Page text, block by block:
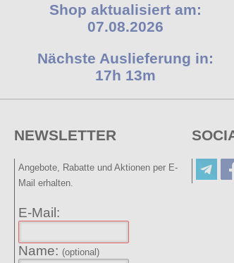
Shop aktualisiert am:
07.08.2026
Nächste Auslieferung in:
17h 13m
NEWSLETTER
Angebote, Rabatte und Aktionen per E-
Mail erhalten.
E-Mail:
Name: (optional)